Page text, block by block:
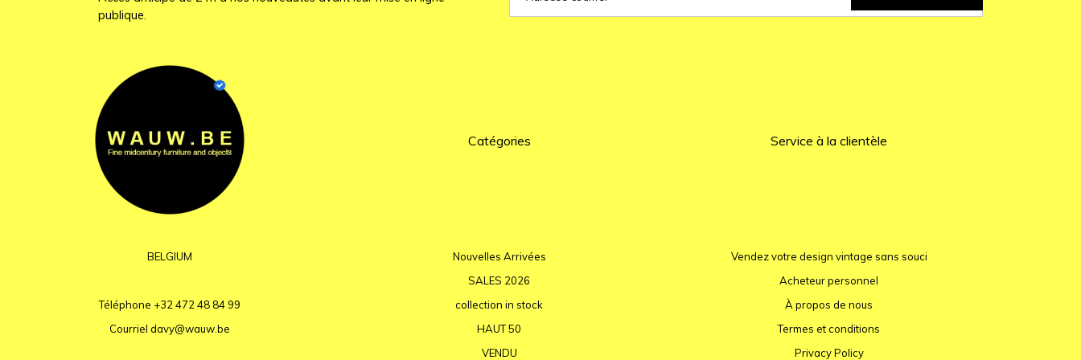
publique.
BELGIUM
Téléphone +32 472 48 84 99
Courriel davy@wauw.be
Catégories
Nouvelles Arrivées
SALES 2026
collection in stock
HAUT 50
VENDU
Service à la clientèle
Vendez votre design vintage sans souci
Acheteur personnel
À propos de nous
Termes et conditions
Privacy Policy